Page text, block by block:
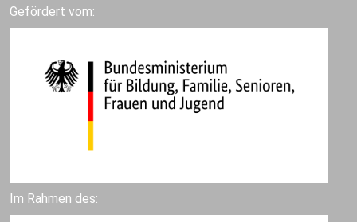
Gefördert vom:
Im Rahmen des: